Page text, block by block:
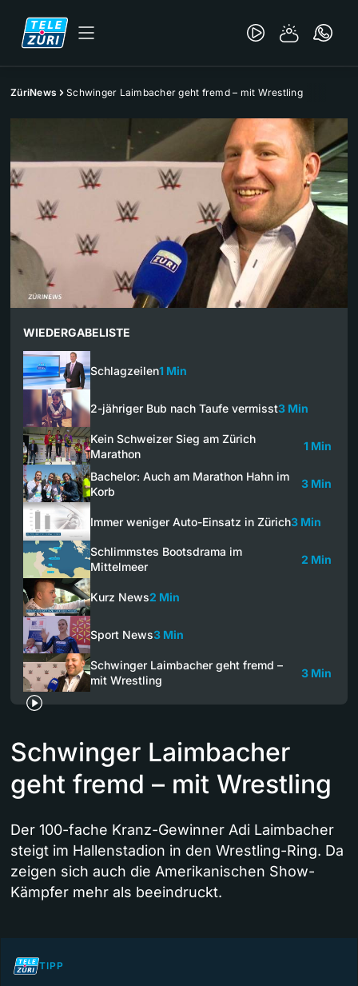
ZüriNews Schwinger Laimbacher geht fremd – mit Wrestling
WIEDERGABELISTE
Schlagzeilen1 Min
2-jähriger Bub nach Taufe vermisst3 Min
Kein Schweizer Sieg am Zürich
Marathon
1 Min
Bachelor: Auch am Marathon Hahn im
Korb
3 Min
Immer weniger Auto-Einsatz in Zürich3 Min
Schlimmstes Bootsdrama im
Mittelmeer
2 Min
Kurz News2 Min
Sport News3 Min
Schwinger Laimbacher geht fremd –
mit Wrestling
3 Min
Schwinger Laimbacher
geht fremd – mit Wrestling
Der 100-fache Kranz-Gewinner Adi Laimbacher
steigt im Hallenstadion in den Wrestling-Ring. Da
zeigen sich auch die Amerikanischen Show-
Kämpfer mehr als beeindruckt.
TIPP